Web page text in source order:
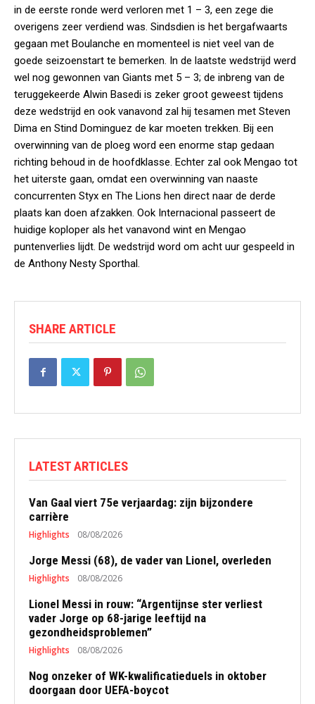
in de eerste ronde werd verloren met 1 – 3, een zege die
overigens zeer verdiend was. Sindsdien is het bergafwaarts
gegaan met Boulanche en momenteel is niet veel van de
goede seizoenstart te bemerken. In de laatste wedstrijd werd
wel nog gewonnen van Giants met 5 – 3; de inbreng van de
teruggekeerde Alwin Basedi is zeker groot geweest tijdens
deze wedstrijd en ook vanavond zal hij tesamen met Steven
Dima en Stind Dominguez de kar moeten trekken. Bij een
overwinning van de ploeg word een enorme stap gedaan
richting behoud in de hoofdklasse. Echter zal ook Mengao tot
het uiterste gaan, omdat een overwinning van naaste
concurrenten Styx en The Lions hen direct naar de derde
plaats kan doen afzakken. Ook Internacional passeert de
huidige koploper als het vanavond wint en Mengao
puntenverlies lijdt. De wedstrijd word om acht uur gespeeld in
de Anthony Nesty Sporthal.
SHARE ARTICLE
LATEST ARTICLES
Van Gaal viert 75e verjaardag: zijn bijzondere
carrière
Highlights 08/08/2026
Jorge Messi (68), de vader van Lionel, overleden
Highlights 08/08/2026
Lionel Messi in rouw: “Argentijnse ster verliest
vader Jorge op 68-jarige leeftijd na
gezondheidsproblemen”
Highlights 08/08/2026
Nog onzeker of WK-kwalificatieduels in oktober
doorgaan door UEFA-boycot